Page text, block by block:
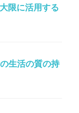
限に活用する
生活の質の持